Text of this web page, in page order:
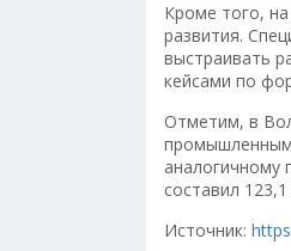
Кроме того,
развития.
выстраивать
кейсами по
Отметим, в
аналогичному
составил
Источник: